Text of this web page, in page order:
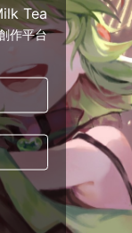
Tea
作平台